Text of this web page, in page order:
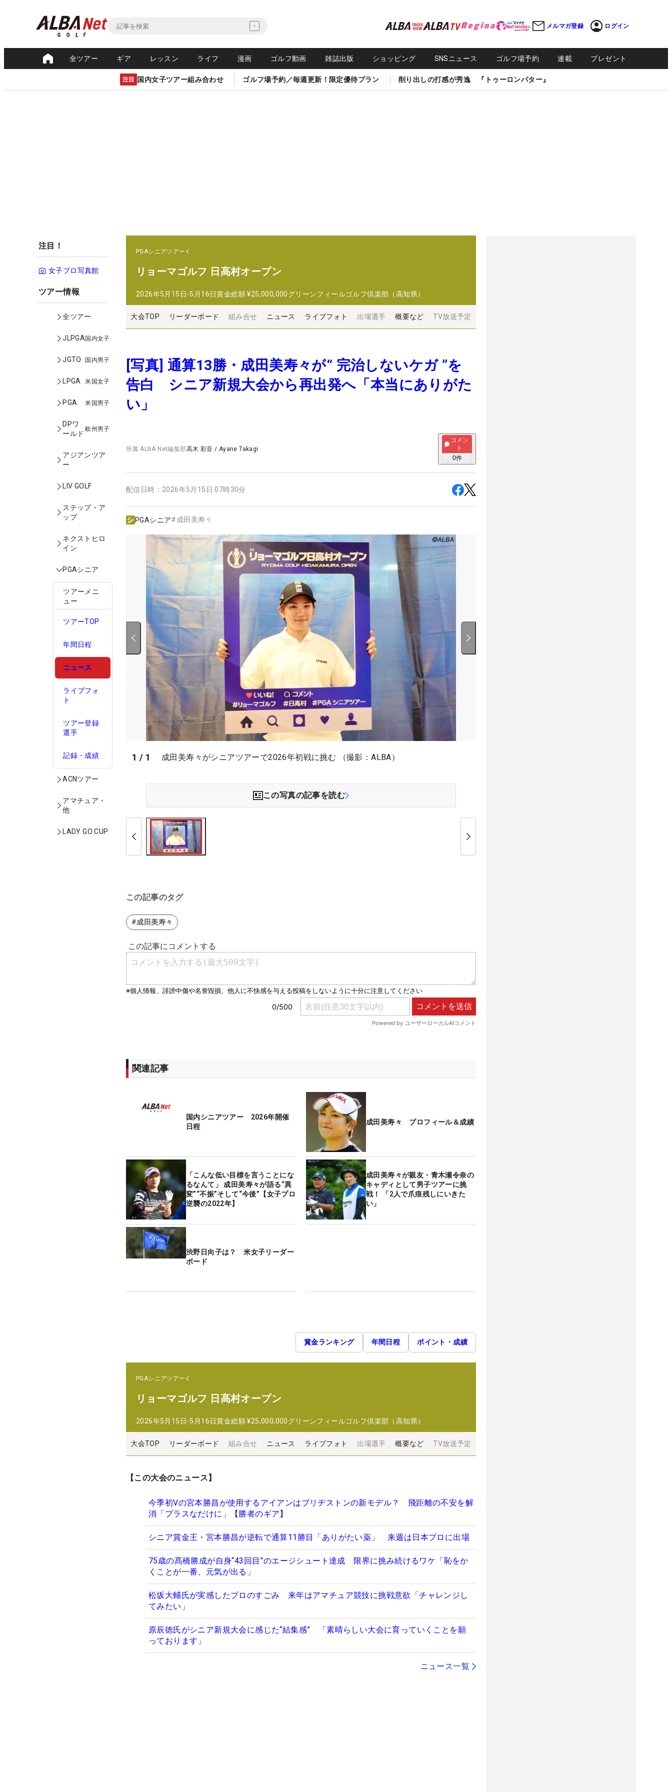
メルマガ登録 ログイン
全ツアー ギア レッスン ライフ 漫画 ゴルフ動画 雑誌出版 ショッピング SNSニュース ゴルフ場予約 連載 プレゼント
注目 国内女子ツアー組み合わせ ゴルフ場予約／毎週更新！限定優待プラン 削り出しの打感が秀逸 『トゥーロンパター』
注目！
女子プロ写真館
ツアー情報
全ツアー
JLPGA国内女子
JGTO 国内男子
LPGA 米国女子
PGA 米国男子
DPワ
ールド
欧州男子
アジアンツア
ー
LIV GOLF
ステップ・ア
ップ
ネクストヒロ
イン
PGAシニア
ツアーメニ
ュー
ツアーTOP
年間日程
ニュース
ライブフォ
ト
ツアー登録
選手
記録・成績
ACNツアー
アマチュア・
他
LADY GO CUP
PGAシニアツアー
リョーマゴルフ 日高村オープン
2026年5月15日-5月16日賞金総額 ¥25,000,000グリーンフィールゴルフ倶楽部（高知県）
大会TOP リーダーボード 組み合せ ニュース ライブフォト 出場選手 概要など TV放送予定
[写真] 通算13勝・成田美寿々が“ 完治しないケガ ”を
告白 シニア新規大会から再出発へ「本当にありがた
い」
所属ALBA Net編集部高木 彩音 / Ayane Takagi
コメン
ト
0件
配信日時： 2026年5月15日 07時30分
PGAシニア# 成田美寿々
1 / 1 成田美寿々がシニアツアーで2026年初戦に挑む （撮影：ALBA）
この写真の記事を読む
この記事のタグ
#成田美寿々
関連記事
国内シニアツアー 2026年開催
日程
成田美寿々 プロフィール＆成績
「こんな低い目標を言うことにな
るなんて」 成田美寿々が語る“異
変”“不振”そして“今後”【女子プロ
逆襲の2022年】
成田美寿々が親友・青木瀬令奈の
キャディとして男子ツアーに挑
戦！ 「2人で爪痕残しにいきた
い」
渋野日向子は？ 米女子リーダー
ボード
賞金ランキング 年間日程 ポイント・成績
PGAシニアツアー
リョーマゴルフ 日高村オープン
2026年5月15日-5月16日賞金総額 ¥25,000,000グリーンフィールゴルフ倶楽部（高知県）
大会TOP リーダーボード 組み合せ ニュース ライブフォト 出場選手 概要など TV放送予定
【この大会のニュース】
今季初Vの宮本勝昌が使用するアイアンはブリヂストンの新モデル？ 飛距離の不安を解
消「プラスなだけに」【勝者のギア】
シニア賞金王・宮本勝昌が逆転で通算11勝目「ありがたい薬」 来週は日本プロに出場
75歳の髙橋勝成が自身“43回目”のエージシュート達成 限界に挑み続けるワケ「恥をか
くことが一番、元気が出る」
松坂大輔氏が実感したプロのすごみ 来年はアマチュア競技に挑戦意欲「チャレンジし
てみたい」
原辰徳氏がシニア新規大会に感じた“結集感” 「素晴らしい大会に育っていくことを願
っております」
ニュース一覧